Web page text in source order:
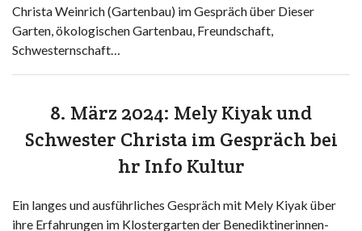
Christa Weinrich (Gartenbau) im Gespräch über Dieser
Garten, ökologischen Gartenbau, Freundschaft,
Schwesternschaft…
8. März 2024: Mely Kiyak und
Schwester Christa im Gespräch bei
hr Info Kultur
Ein langes und ausführliches Gespräch mit Mely Kiyak über
ihre Erfahrungen im Klostergarten der Benediktinerinnen-